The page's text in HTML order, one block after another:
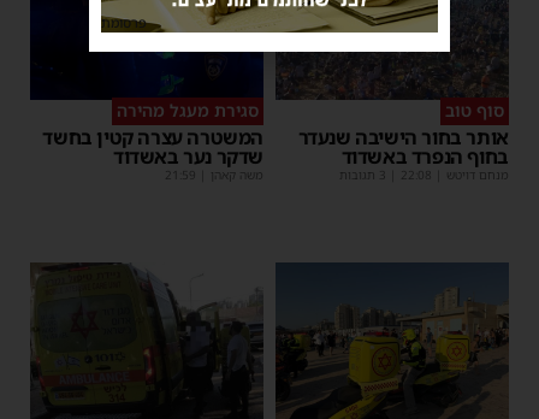
סוף טוב
אותר בחור הישיבה שנעדר
בחוף הנפרד באשדוד
מנחם דויטש 22:08
סגירת מעגל מהירה
המשטרה עצרה קטין בחשד
שדקר נער באשדוד
משה קאהן 21:59
פרסומת